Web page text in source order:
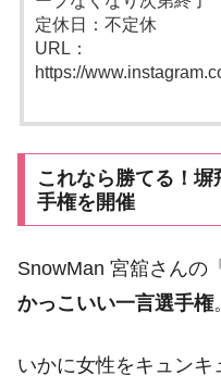
定休日：不定休
URL：
https://
これなら勝てる！
手権を開催
SnowMan 宮舘さんの
かっこいい一言選手権。
いかに女性をキュン